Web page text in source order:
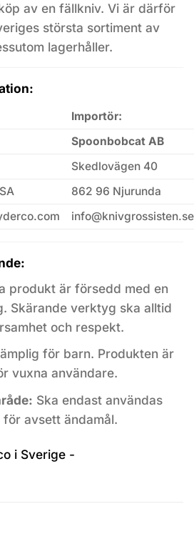
av en fällkniv. Vi är därför
största sortiment av
lagerhåller.
Importör:
Spoonbobcat AB
Skedlovägen 40
862 96 Njurunda
info@knivgrossisten.se
produkt är försedd med en
Skärande verktyg ska alltid
och respekt.
för barn. Produkten är
vuxna användare.
Ska endast användas
avsett ändamål.